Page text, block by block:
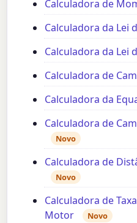
Calculadora de
Calculadora da Lei
Calculadora da Lei
Calculadora de
Calculadora da
Calculadora de
Novo
Calculadora de
Novo
Calculadora de
Motor
Novo